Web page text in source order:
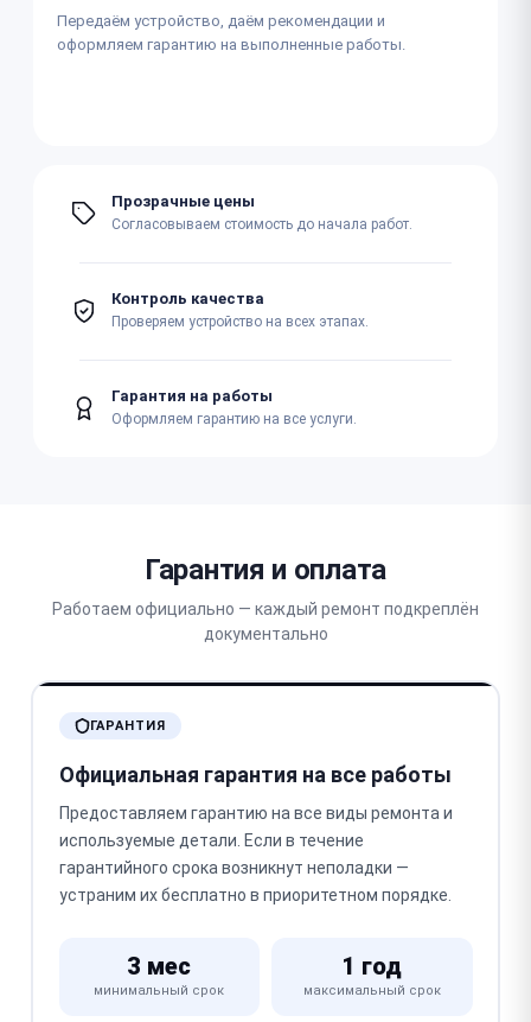
Передаём устройство, даём рекомендации и
оформляем гарантию на выполненные работы.
Прозрачные цены
Согласовываем стоимость до начала работ.
Контроль качества
Проверяем устройство на всех этапах.
Гарантия на работы
Оформляем гарантию на все услуги.
Гарантия и оплата
Работаем официально — каждый ремонт подкреплён
документально
ГАРАНТИЯ
Официальная гарантия на все работы
Предоставляем гарантию на все виды ремонта и
используемые детали. Если в течение
гарантийного срока возникнут неполадки —
устраним их бесплатно в приоритетном порядке.
3 мес
минимальный срок
1 год
максимальный срок